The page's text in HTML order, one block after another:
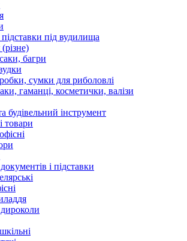
під вудилища
багри
сумки для риболовлі
гаманці, косметички, валізи
будівельний інструмент
товари
і підставки